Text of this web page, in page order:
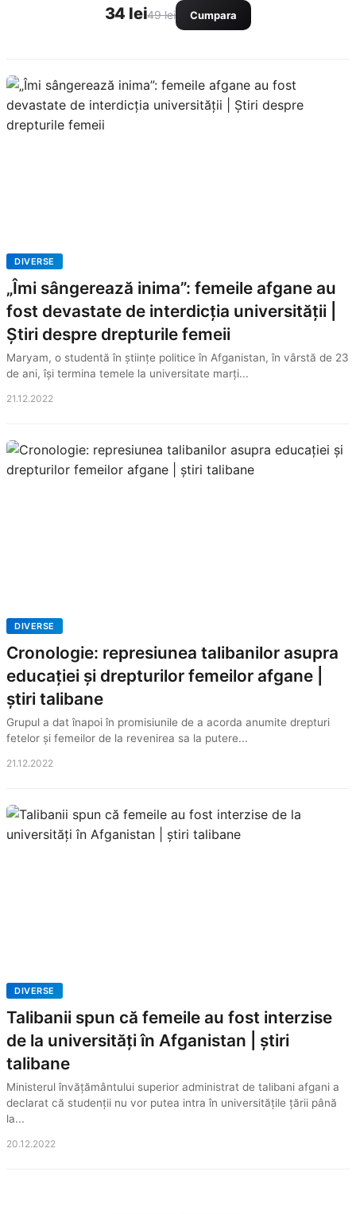
34 lei49 lei Cumpara
DIVERSE
„Îmi sângerează inima”: femeile afgane au
fost devastate de interdicția universității |
Știri despre drepturile femeii
Maryam, o studentă în științe politice în Afganistan, în vârstă de 23
de ani, își termina temele la universitate marți...
21.12.2022
DIVERSE
Cronologie: represiunea talibanilor asupra
educației și drepturilor femeilor afgane |
știri talibane
Grupul a dat înapoi în promisiunile de a acorda anumite drepturi
fetelor și femeilor de la revenirea sa la putere...
21.12.2022
DIVERSE
Talibanii spun că femeile au fost interzise
de la universități în Afganistan | știri
talibane
Ministerul învățământului superior administrat de talibani afgani a
declarat că studenții nu vor putea intra în universitățile țării până
la...
20.12.2022